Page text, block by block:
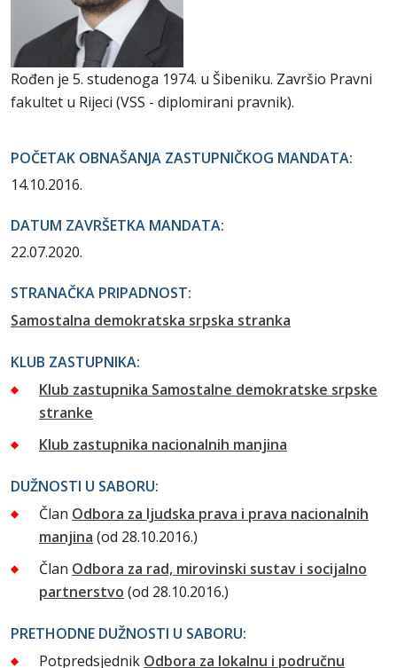
Rođen je 5. studenoga 1974. u Šibeniku. Završio Pravni
fakultet u Rijeci (VSS - diplomirani pravnik).
POČETAK OBNAŠANJA ZASTUPNIČKOG MANDATA:
14.10.2016.
DATUM ZAVRŠETKA MANDATA:
22.07.2020.
STRANAČKA PRIPADNOST:
Samostalna demokratska srpska stranka
KLUB ZASTUPNIKA:
Klub zastupnika Samostalne demokratske srpske
stranke
Klub zastupnika nacionalnih manjina
DUŽNOSTI U SABORU:
Član Odbora za ljudska prava i prava nacionalnih
manjina (od 28.10.2016.)
Član Odbora za rad, mirovinski sustav i socijalno
partnerstvo (od 28.10.2016.)
PRETHODNE DUŽNOSTI U SABORU:
Potpredsjednik Odbora za lokalnu i područnu